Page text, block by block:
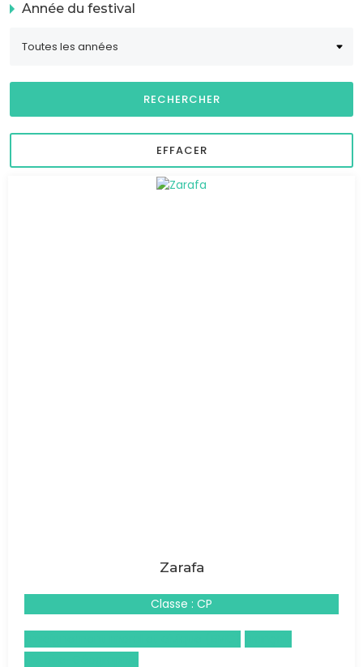
Zarafa
Classe : CP
Année du festival